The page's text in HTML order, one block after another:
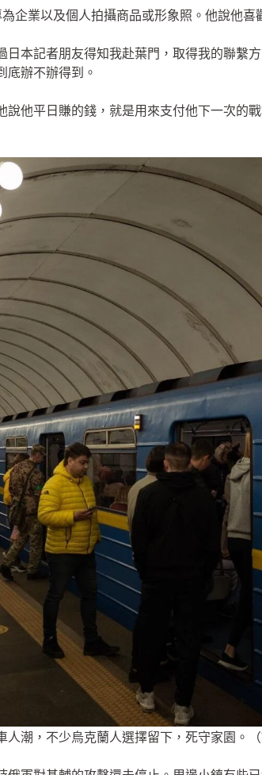
企業以及個人拍攝商品或形象照。他說他喜
日本記者朋友得知我赴葉門，取得我的聯繫
底辦不辦得到。
說他平日賺的錢，就是用來支付他下一次的
潮，不少烏克蘭人選擇留下，死守家園。（